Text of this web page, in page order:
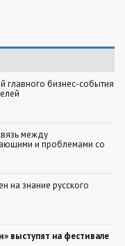
главного бизнес-события
между
и проблемами со
на знание русского
выступят на фестивале